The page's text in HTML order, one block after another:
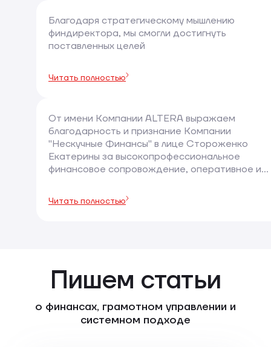
Благодаря стратегическому мышлению
финдиректора, мы смогли достигнуть
поставленных целей
Читать полностью
От имени Компании ALTERA выражаем
благодарность и признание Компании
"Нескучные Финансы" в лице Стороженко
Екатерины за высокопрофессиональное
финансовое сопровождение, оперативное и
любой сложности
Читать полностью
Пишем статьи
о финансах, грамотном управлении и
системном подходе